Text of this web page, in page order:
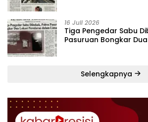
16 Juli 2026
Tiga Pengedar Sabu
Pasuruan Bongkar
Selengkapnya